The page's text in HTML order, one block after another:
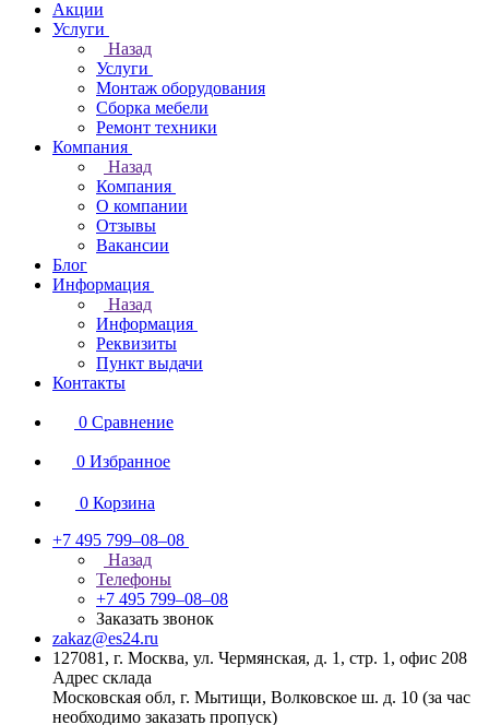
Акции
Услуги
Назад
Услуги
Монтаж оборудования
Сборка мебели
Ремонт техники
Компания
Назад
Компания
О компании
Отзывы
Вакансии
Блог
Информация
Назад
Информация
Реквизиты
Пункт выдачи
Контакты
0 Сравнение
0 Избранное
0 Корзина
+7 495 799–08–08
Назад
Телефоны
+7 495 799–08–08
Заказать звонок
zakaz@es24.ru
127081, г. Москва, ул. Чермянская, д. 1, стр. 1, офис 208
Адрес склада
Московская обл, г. Мытищи, Волковское ш. д. 10 (за час
необходимо заказать пропуск)